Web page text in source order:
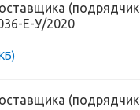
Е-У/2020